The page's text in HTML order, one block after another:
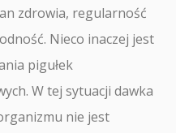
zdrowia, regularność
Nieco inaczej jest
pigułek
W tej sytuacji dawka
nie jest